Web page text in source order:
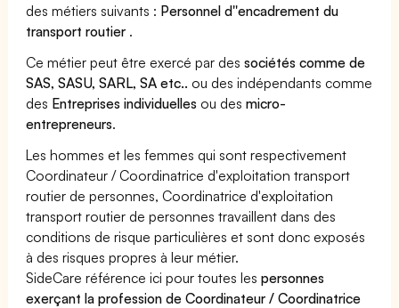
des métiers suivants : Personnel d''encadrement du
transport routier .
Ce métier peut être exercé par dessociétés comme de
SAS, SASU, SARL, SA etc.. ou des indépendants comme
des Entreprises individuelles ou desmicro-
entrepreneurs.
Les hommes et les femmes qui sont respectivement
Coordinateur / Coordinatrice d'exploitation transport
routier de personnes, Coordinatrice d'exploitation
transport routier de personnes travaillent dans des
conditions de risque particulières et sont donc exposés
à des risques propres à leur métier.
SideCare référence ici pour toutes lespersonnes
exerçant la profession de Coordinateur / Coordinatrice